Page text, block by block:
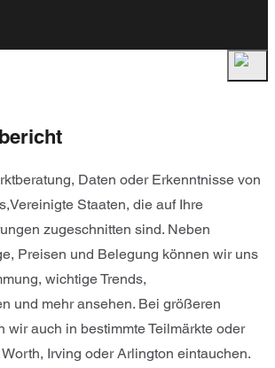
Daten oder Erkenntnisse von
Staaten, die auf Ihre
zugeschnitten sind. Neben
Preisen und Belegung können wir uns
wichtige Trends,
und mehr ansehen. Bei größeren
wir auch in bestimmte Teilmärkte oder
Irving oder Arlington eintauchen.